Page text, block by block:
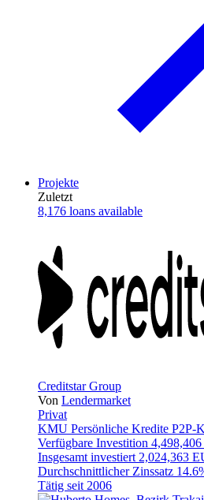
Projekte
Zuletzt
8,176 loans available
Creditstar Group
Von Lendermarket
Privat
KMU Persönliche Kredite P2P-
Verfügbare Investition
Insgesamt investiert 2,024,363
Durchschnittlicher Zinssatz
Tätig seit 2006